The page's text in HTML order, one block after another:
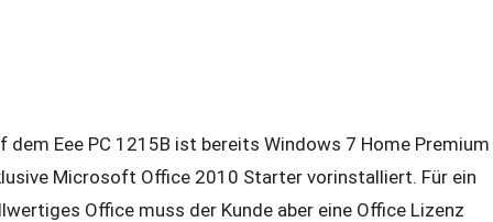
dem Eee PC 1215B ist bereits Windows 7 Home Premium
Microsoft Office 2010 Starter vorinstalliert. Für ein
Office muss der Kunde aber eine Office Lizenz